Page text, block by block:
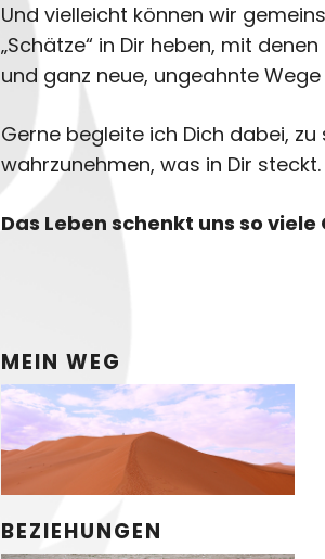
Und vielleicht können wir
„Schätze“ in Dir heben, mit
und ganz neue, ungeahnte
Gerne begleite ich Dich dabei,
wahrzunehmen, was in Dir steckt.
Das Leben schenkt uns so
MEIN WEG
BEZIEHUNGEN